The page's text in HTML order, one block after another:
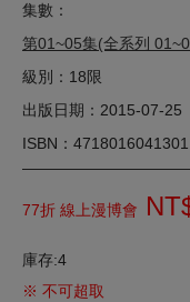
集數：
第01~05集(全系列
級別：18限
出版日期：2015-07-25
ISBN：4718016041301
77折 線上漫博會
庫存:4
※ 不可超取